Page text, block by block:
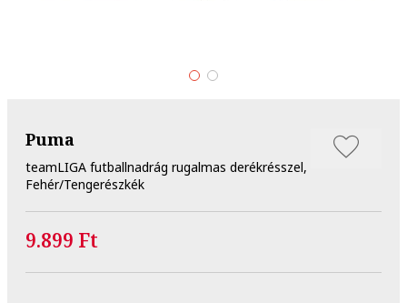
Puma
teamLIGA futballnadrág rugalmas derékrésszel,
Fehér/Tengerészkék
9.899 Ft